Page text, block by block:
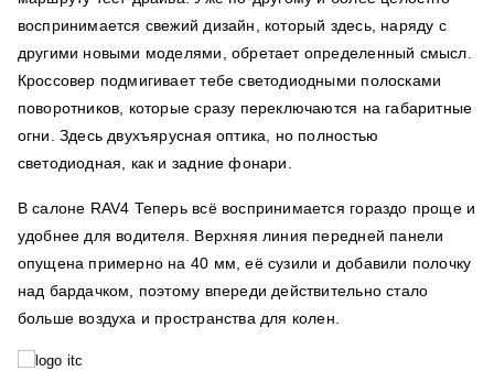
воспринимается свежий дизайн, который здесь, наряду с
другими новыми моделями, обретает определенный смысл.
Кроссовер подмигивает тебе светодиодными полосками
поворотников, которые сразу переключаются на габаритные
огни. Здесь двухъярусная оптика, но полностью
светодиодная, как и задние фонари.
В салоне RAV4 Теперь всё воспринимается гораздо проще и
удобнее для водителя. Верхняя линия передней панели
опущена примерно на 40 мм, её сузили и добавили полочку
над бардачком, поэтому впереди действительно стало
больше воздуха и пространства для колен.